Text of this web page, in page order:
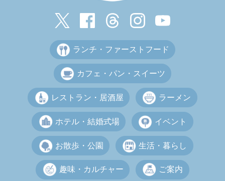
ランチ・ファーストフード
カフェ・パン・スイーツ
レストラン・居酒屋 ラーメン
ホテル・結婚式場 イベント
お散歩・公園 生活・暮らし
趣味・カルチャー ご案内